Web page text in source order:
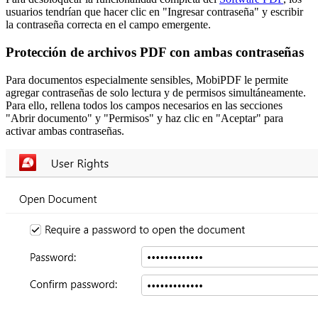
usuarios tendrían que hacer clic en "Ingresar contraseña" y escribir
la contraseña correcta en el campo emergente.
Protección de archivos PDF con ambas contraseñas
Para documentos especialmente sensibles, MobiPDF le permite
agregar contraseñas de solo lectura y de permisos simultáneamente.
Para ello, rellena todos los campos necesarios en las secciones
"Abrir documento" y "Permisos" y haz clic en "Aceptar" para
activar ambas contraseñas.